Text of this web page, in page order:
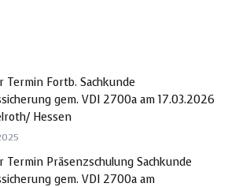
Termin Fortb. Sachkunde
gem. VDI 2700a am 17.03.2026
Hessen
Termin Präsenzschulung Sachkunde
gem. VDI 2700a am